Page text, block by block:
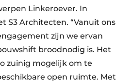
Linkeroever. In
S3 Architecten. “Vanuit ons
zijn we ervan
broodnodig is. Het
zuinig mogelijk om te
open ruimte. Met